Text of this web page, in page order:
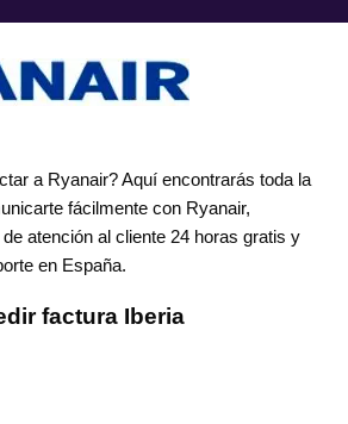
a Ryanair? Aquí encontrarás toda la
fácilmente con Ryanair,
atención al cliente 24 horas gratis y
en España.
factura Iberia